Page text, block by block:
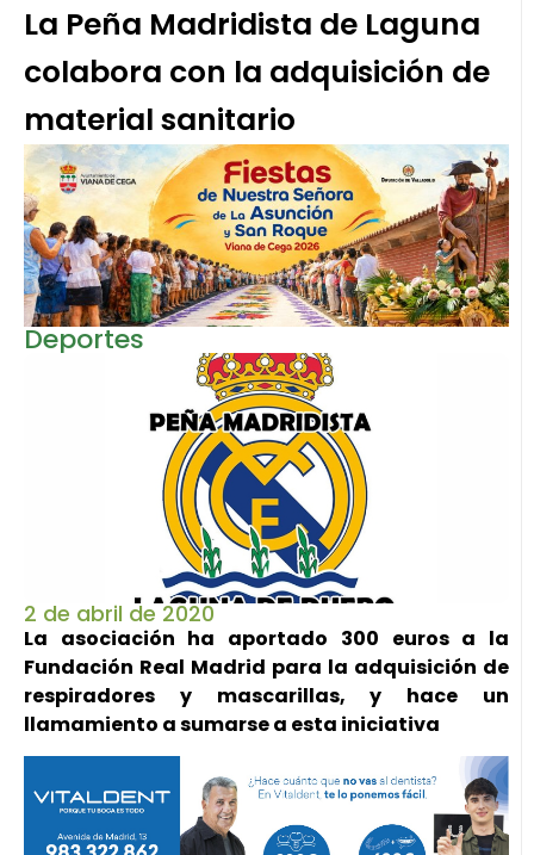
La Peña Madridista de Laguna
colabora con la adquisición de
material sanitario
Deportes
2 de abril de 2020
La asociación ha aportado 300 euros a la
Fundación Real Madrid para la adquisición de
respiradores y mascarillas, y hace un
llamamiento a sumarse a esta iniciativa